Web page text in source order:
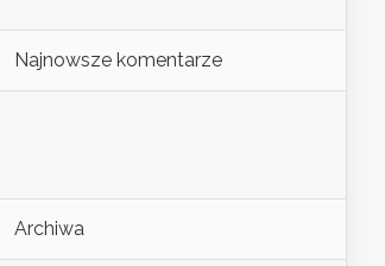
Najnowsze komentarze
Archiwa